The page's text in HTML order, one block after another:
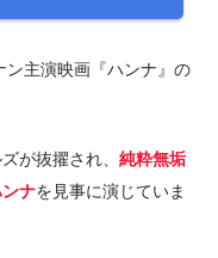
ン主演映画『ハンナ』の
が抜擢され、 純粋無垢
ナを見事に演じていま